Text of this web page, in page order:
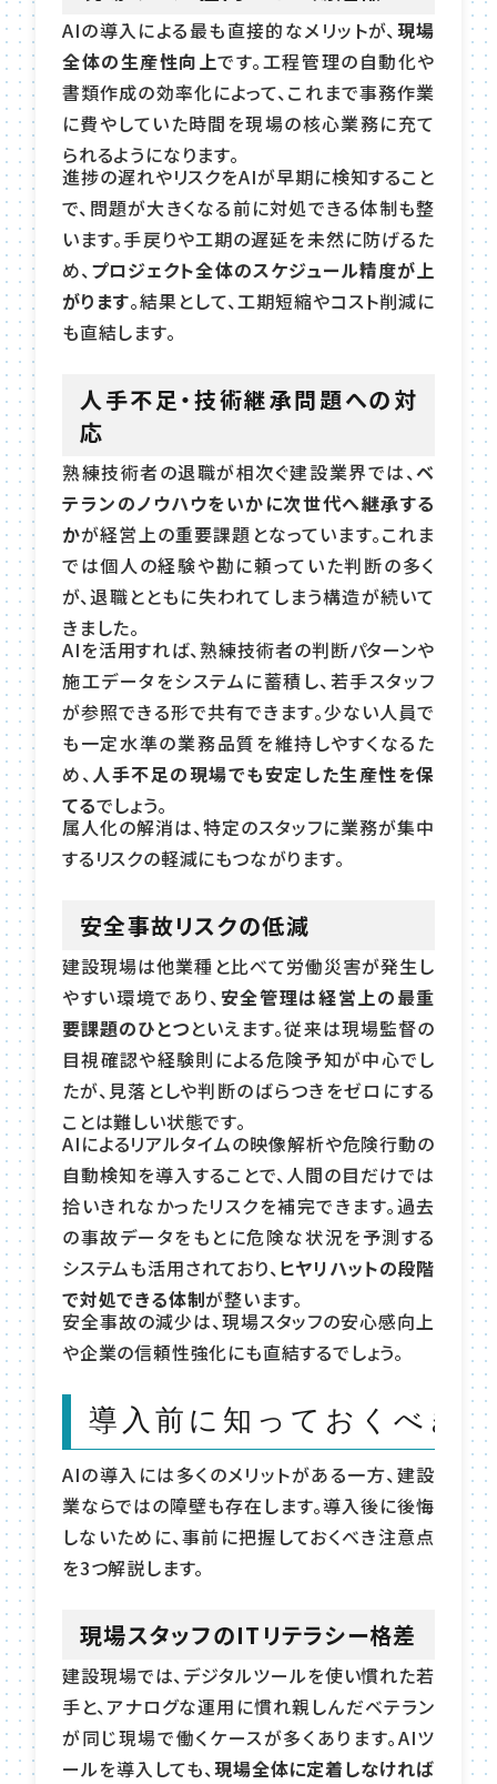
AIの導入による最も直接的なメリットが、現場
全体の生産性向上です。工程管理の自動化や
書類作成の効率化によって、これまで事務作業
に費やしていた時間を現場の核心業務に充て
られるようになります。
進捗の遅れやリスクをAIが早期に検知すること
で、問題が大きくなる前に対処できる体制も整
います。手戻りや工期の遅延を未然に防げるた
め、プロジェクト全体のスケジュール精度が上
がります。結果として、工期短縮やコスト削減に
も直結します。
人手不足・技術継承問題への対
応
熟練技術者の退職が相次ぐ建設業界では、ベ
テランのノウハウをいかに次世代へ継承する
かが経営上の重要課題となっています。これま
では個人の経験や勘に頼っていた判断の多く
が、退職とともに失われてしまう構造が続いて
きました。
AIを活用すれば、熟練技術者の判断パターンや
施工データをシステムに蓄積し、若手スタッフ
が参照できる形で共有できます。少ない人員で
も一定水準の業務品質を維持しやすくなるた
め、人手不足の現場でも安定した生産性を保
てるでしょう。
属人化の解消は、特定のスタッフに業務が集中
するリスクの軽減にもつながります。
安全事故リスクの低減
建設現場は他業種と比べて労働災害が発生し
やすい環境であり、安全管理は経営上の最重
要課題のひとつといえます。従来は現場監督の
目視確認や経験則による危険予知が中心でし
たが、見落としや判断のばらつきをゼロにする
ことは難しい状態です。
AIによるリアルタイムの映像解析や危険行動の
自動検知を導入することで、人間の目だけでは
拾いきれなかったリスクを補完できます。過去
の事故データをもとに危険な状況を予測する
システムも活用されており、ヒヤリハットの段階
で対処できる体制が整います。
安全事故の減少は、現場スタッフの安心感向上
や企業の信頼性強化にも直結するでしょう。
導入前に知っておくべき
AIの導入には多くのメリットがある一方、建設
業ならではの障壁も存在します。導入後に後悔
しないために、事前に把握しておくべき注意点
を3つ解説します。
現場スタッフのITリテラシー格差
建設現場では、デジタルツールを使い慣れた若
手と、アナログな運用に慣れ親しんだベテラン
が同じ現場で働くケースが多くあります。AIツ
ールを導入しても、現場全体に定着しなければ